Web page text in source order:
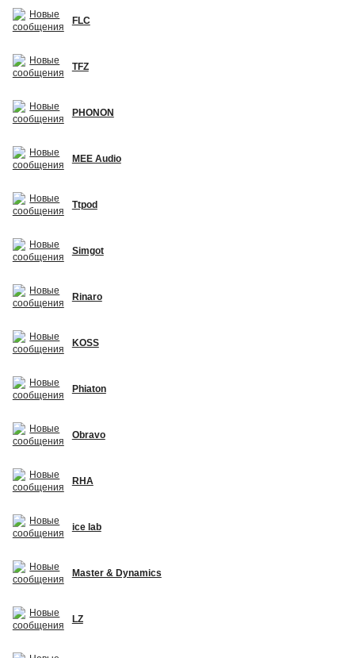
FLC
TFZ
PHONON
MEE Audio
Ttpod
Simgot
Rinaro
KOSS
Phiaton
Obravo
RHA
ice lab
Master & Dynamics
LZ